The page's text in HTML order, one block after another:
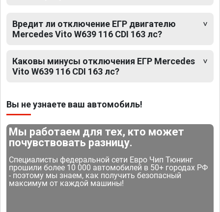
Вредит ли отключение ЕГР двигателю
Mercedes Vito W639 116 CDI 163 лс?
Каковы минусы отключения ЕГР Mercedes
Vito W639 116 CDI 163 лс?
Вы не узнаете ваш автомобиль!
Мы работаем для тех, кто может
почувствовать разницу.
Специалисты федеральной сети Евро Чип Тюнинг
прошили более 10 000 автомобилей в 50+ городах РФ
- поэтому мы знаем, как получить безопасный
максимум от каждой машины!